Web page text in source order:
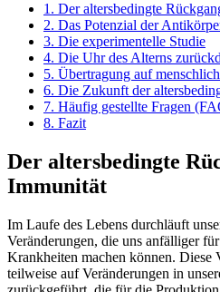
1. Der altersbedingte
2. Das Potenzial der
3. Die experimentelle Studie
4. Die Uhr des Alterns
5. Übertragung auf
6. Die Zukunft der
7. Häufig gestellte Fragen
8. Fazit
Der altersbedingte
Immunität
Im Laufe des Lebens durchläuft
Veränderungen, die uns anfälliger
Krankheiten machen können. Diese
teilweise auf Veränderungen in